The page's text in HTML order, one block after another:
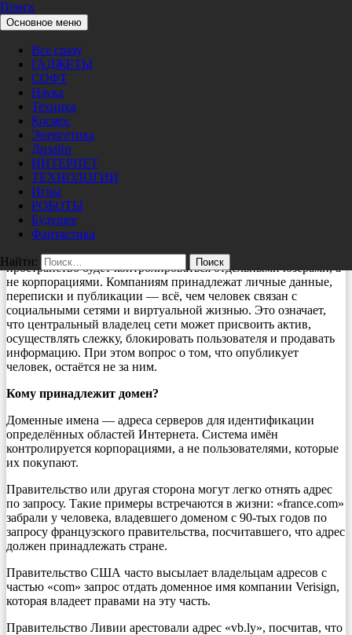
Перейти к содержимому
Pro/Hi-Tech
Поиск
Основное меню
Все сразу
ГАДЖЕТЫ
СОФТ
Наука
Техника
Космос
Энергетика
Дизайн
ИНТЕРНЕТ
ТЕХНОЛОГИИ
Игры
РОБОТЫ
Будущее
Фантастика
Найти:
общество
Блокчейн: защита данных будущего в
настоящем
12/31/2020Alex Sci
Чтобы понять, что представляет собой блокчейн (от
английского сочетания block chain, то есть «цепь из блоков») и
его возможности необходимо понимать, как устроен
Интернет. Всемирная паутина состоит из сетей серверов,
каждый из которых обладает адресом, централизованно
соединённым между собой.
Технология блокчейна направлена на развитие
децентрализации. Благодаря этой идее виртуальное
пространство будет контролироваться отдельными юзерами, а
не корпорациями. Компаниям принадлежат личные данные,
переписки и публикации — всё, чем человек связан с
социальными сетями и виртуальной жизнью. Это означает,
что центральный владелец сети может присвоить актив,
осуществлять слежку, блокировать пользователя и продавать
информацию. При этом вопрос о том, что опубликует
человек, остаётся не за ним.
Кому принадлежит домен?
Доменные имена — адреса серверов для идентификации
определённых областей Интернета. Система имён
контролируется корпорациями, а не пользователями, которые
их покупают.
Правительство или другая сторона могут легко отнять адрес
по запросу. Такие примеры встречаются в жизни: «france.com»
забрали у человека, владевшего доменом с 90-тых годов по
запросу французского правительства, посчитавшего, что адрес
должен принадлежать стране.
Правительство США часто высылает владельцам адресов с
частью «com» запрос отдать доменное имя компании Verisign,
которая владеет правами на эту часть.
Правительство Ливии арестовали адрес «vb.ly», посчитав, что